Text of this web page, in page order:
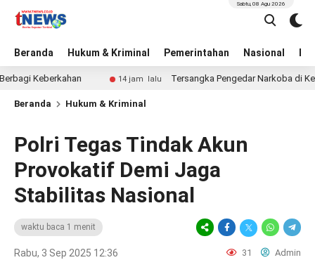
Beranda Hukum & Kriminal Pemerintahan Nasional
Sabtu, 08 Agu 2026
Keberkahan 14 jam lalu Tersangka Pengedar Narkoba di
Beranda Hukum & Kriminal
Polri Tegas Tindak Akun
Provokatif Demi Jaga
Stabilitas Nasional
waktu baca 1 menit
Rabu, 3 Sep 2025 12:36 31 Admin